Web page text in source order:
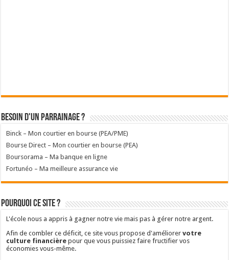
Besoin d'un parrainage ?
Binck – Mon courtier en bourse (PEA/PME)
Bourse Direct – Mon courtier en bourse (PEA)
Boursorama – Ma banque en ligne
Fortunéo – Ma meilleure assurance vie
Pourquoi ce site ?
L'école nous a appris à gagner notre vie mais pas à gérer notre argent.
Afin de combler ce déficit, ce site vous propose d'améliorervotre
culture financière pour que vous puissiez faire fructifier vos
économies vous-même.